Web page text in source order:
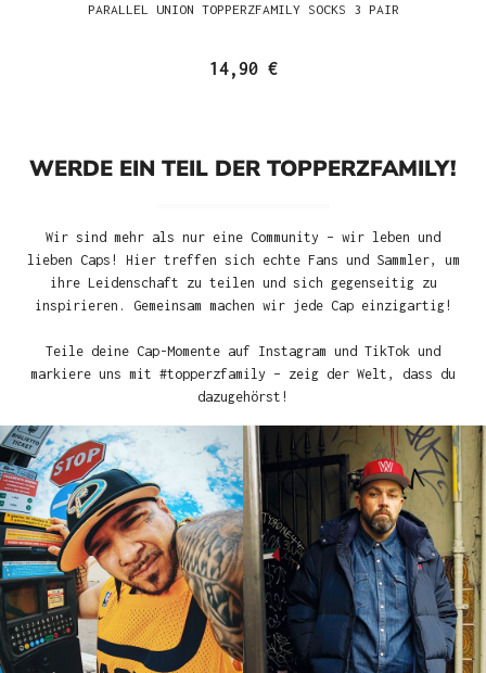
PARALLEL UNION TOPPERZFAMILY SOCKS 3 PAIR
14,90 €
WERDE EIN TEIL DER TOPPERZFAMILY!
Wir sind mehr als nur eine Community – wir leben und
lieben Caps! Hier treffen sich echte Fans und Sammler, um
ihre Leidenschaft zu teilen und sich gegenseitig zu
inspirieren. Gemeinsam machen wir jede Cap einzigartig!
Teile deine Cap-Momente auf Instagram und TikTok und
markiere uns mit #topperzfamily – zeig der Welt, dass du
dazugehörst!